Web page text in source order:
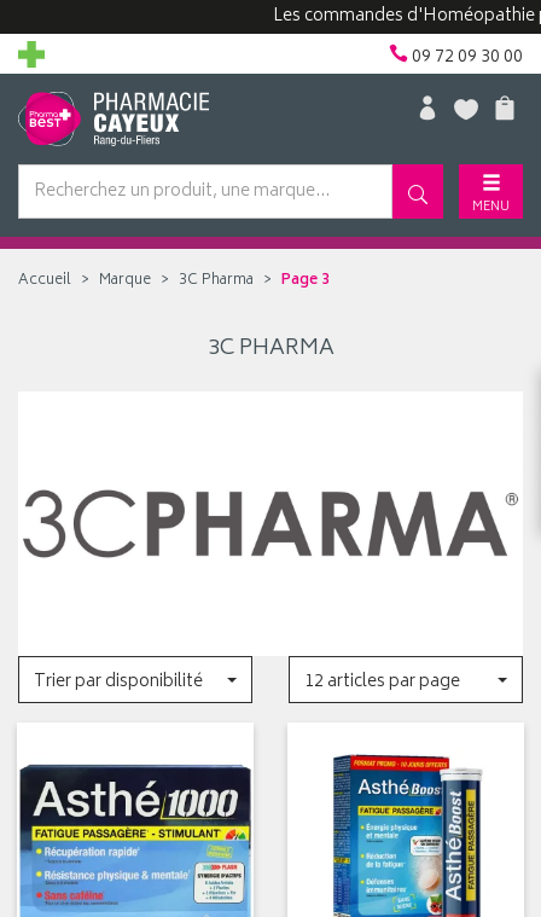
Les commandes d'Homéopathie
09 72 09 30 00
MENU
Accueil Marque 3C Pharma Page 3
3C PHARMA
Trier par disponibilité 12 articles par page